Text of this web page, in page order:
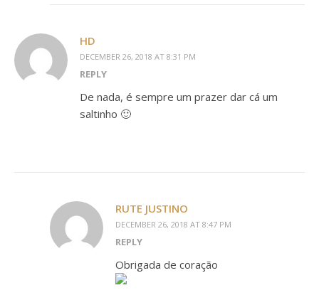
HD
DECEMBER 26, 2018 AT 8:31 PM
REPLY
De nada, é sempre um prazer dar cá um
saltinho 🙂
RUTE JUSTINO
DECEMBER 26, 2018 AT 8:47 PM
REPLY
Obrigada de coração